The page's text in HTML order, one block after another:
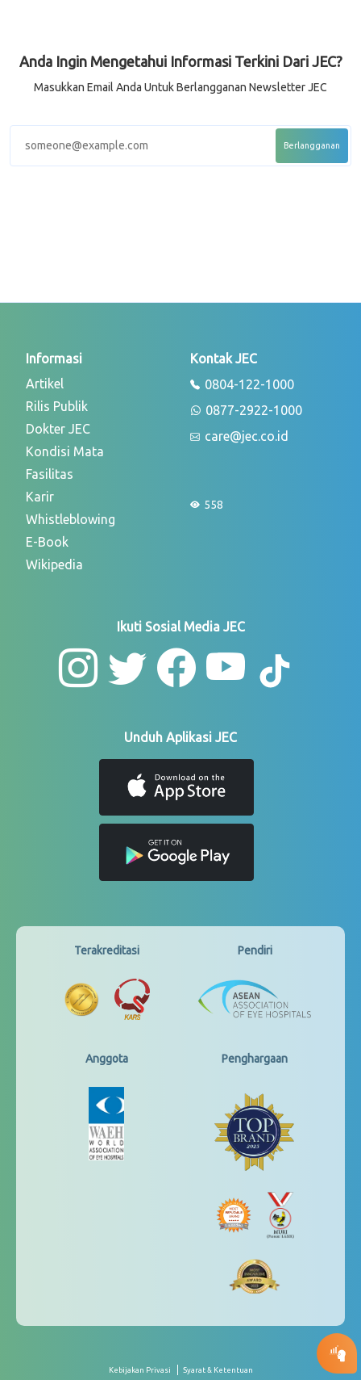
Anda Ingin Mengetahui Informasi Terkini Dari JEC?
Masukkan Email Anda Untuk Berlangganan Newsletter JEC
Informasi
Artikel
Rilis Publik
Dokter JEC
Kondisi Mata
Fasilitas
Karir
Whistleblowing
E-Book
Wikipedia
Kontak JEC
0804-122-1000
0877-2922-1000
care@jec.co.id
558
Ikuti Sosial Media JEC
Unduh Aplikasi JEC
Terakreditasi Pendiri
Anggota Penghargaan
Kebijakan Privasi Syarat & Ketentuan